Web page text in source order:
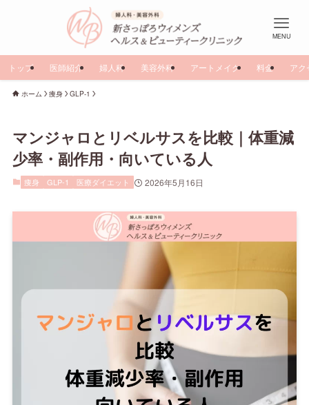
MENU
トップ 医師紹介 婦人科 美容外科 アートメイク 料金 アク
ホーム 痩身 GLP-1
マンジャロとリベルサスを比較｜体重減
少率・副作用・向いている人
痩身 GLP-1 医療ダイエット 2026年5月16日